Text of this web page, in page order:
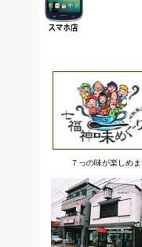
７っの味が楽しめ